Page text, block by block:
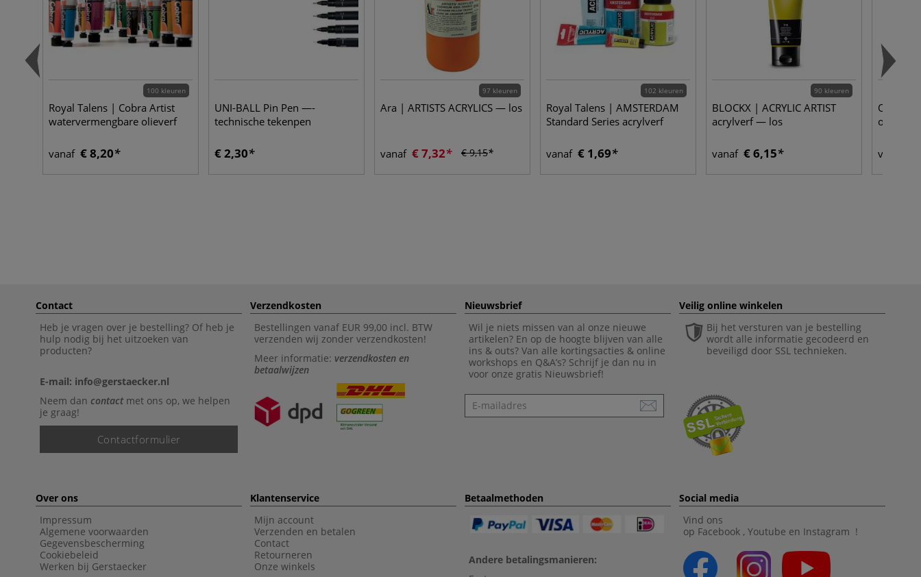
100 kleuren
Royal Talens | Cobra Artist
watervermengbare olieverf
vanaf € 8,20
UNI-BALL Pin Pen —-
technische tekenpen
€ 2,30
97 kleuren
Ara | ARTISTS ACRYLICS — los
vanaf € 7,32 € 9,15
102 kleuren
Royal Talens | AMSTERDAM
Standard Series acrylverf
vanaf € 1,69
90 kleuren
BLOCKX | ACRYLIC ARTIST
acrylverf — los
vanaf € 6,15
Old
olieverf
vanaf
Contact
Heb je vragen over je bestelling? Of heb je
hulp nodig bij het uitzoeken van
producten?
E-mail: info@gerstaecker.nl
Neem dan contactmet ons op, we helpen
je graag!
Contactformulier
Verzendkosten
Bestellingen vanaf EUR 99,00 incl. BTW
verzenden wij zonder verzendkosten!
Meer informatie: verzendkosten en
betaalwijzen
Nieuwsbrief
Wil je niets missen van al onze nieuwe
artikelen? En op de hoogte blijven van alle
ins & outs? Van alle kortingsacties & online
workshops en Q&A’s? Schrijf je dan nu in
voor onze gratis Nieuwsbrief!
Nieuwsbrief
Veilig online winkelen
Bij het versturen van je bestelling
wordt alle informatie gecodeerd en
beveiligd door SSL technieken.
Over ons
Impressum
Algemene voorwaarden
Gegevensbescherming
Cookiebeleid
Werken bij Gerstaecker
Klantenservice
Mijn account
Verzenden en betalen
Contact
Retourneren
Onze winkels
Betaalmethoden
Andere betalingsmanieren:
Social media
Vind ons
op Facebook , Youtube en Instagram !